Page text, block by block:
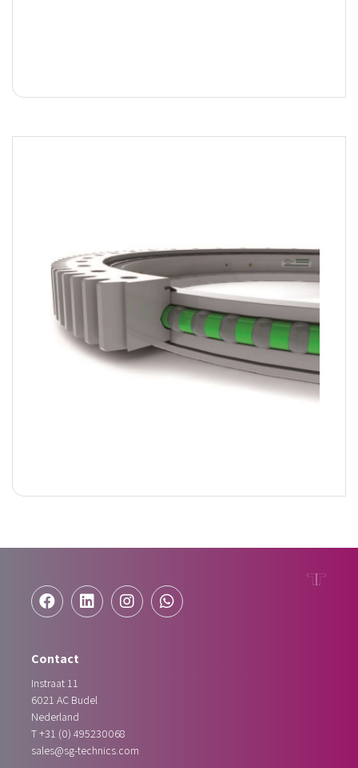
Contact
Instraat 11
6021 AC Budel
Nederland
T+31 (0) 495230068
sales@sg-technics.com